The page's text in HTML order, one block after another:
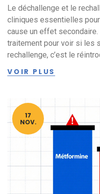
Le déchallenge et le
cliniques essentielles
cause un effet secondaire.
traitement pour voir si les
rechallenge, c’est le
VOIR PLUS
17
NOV.